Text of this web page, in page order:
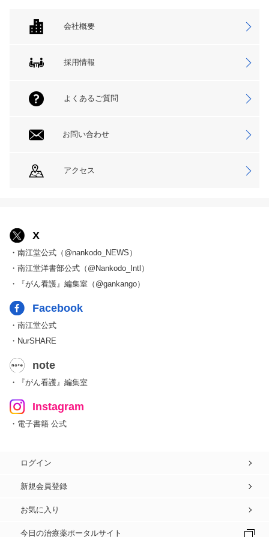
会社概要
採用情報
よくあるご質問
お問い合わせ
アクセス
X
・南江堂公式（@nankodo_NEWS）
・南江堂洋書部公式（@Nankodo_Intl）
・『がん看護』編集室（@gankango）
Facebook
・南江堂公式
・NurSHARE
note
・『がん看護』編集室
Instagram
・電子書籍 公式
ログイン
新規会員登録
お気に入り
今日の治療薬ポータルサイト